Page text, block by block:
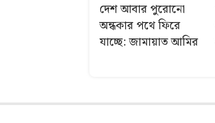
দেশ আবার পুরোনো
অন্ধকার পথে ফিরে
যাচ্ছে: জামায়াত আমির